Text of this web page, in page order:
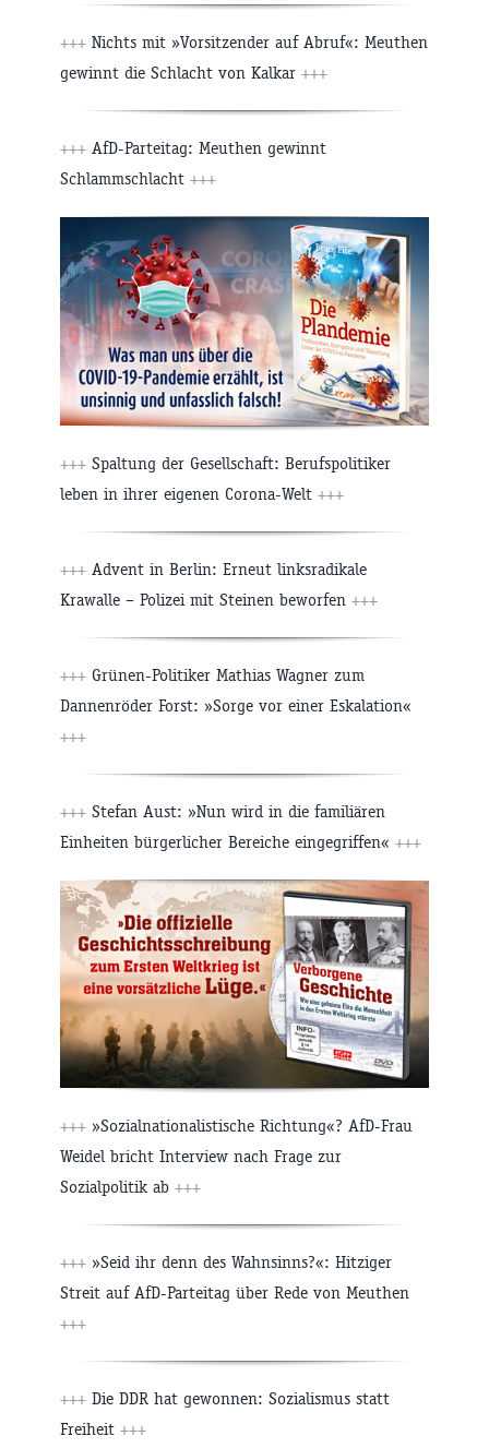
+++ Nichts mit »Vorsitzender auf Abruf«: Meuthen
gewinnt die Schlacht von Kalkar +++
+++ AfD-Parteitag: Meuthen gewinnt
Schlammschlacht +++
+++ Spaltung der Gesellschaft: Berufspolitiker
leben in ihrer eigenen Corona-Welt +++
+++ Advent in Berlin: Erneut linksradikale
Krawalle – Polizei mit Steinen beworfen +++
+++ Grünen-Politiker Mathias Wagner zum
Dannenröder Forst: »Sorge vor einer Eskalation«
+++
+++ Stefan Aust: »Nun wird in die familiären
Einheiten bürgerlicher Bereiche eingegriffen« +++
+++ »Sozialnationalistische Richtung«? AfD-Frau
Weidel bricht Interview nach Frage zur
Sozialpolitik ab +++
+++ »Seid ihr denn des Wahnsinns?«: Hitziger
Streit auf AfD-Parteitag über Rede von Meuthen
+++
+++ Die DDR hat gewonnen: Sozialismus statt
Freiheit +++